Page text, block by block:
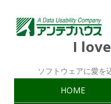
I
ソフトウェアに愛を
HOME